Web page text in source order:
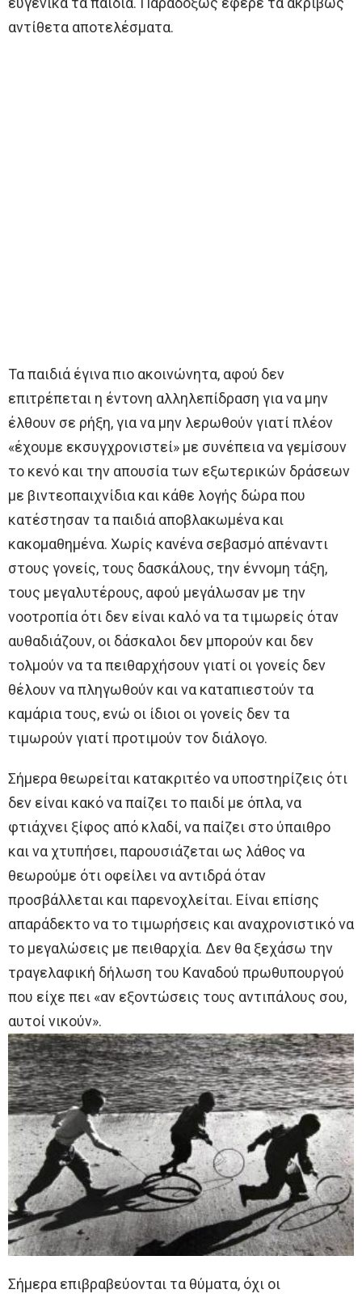
αντίθετα αποτελέσματα.
Τα παιδιά έγινα πιο ακοινώνητα, αφού δεν
επιτρέπεται η έντονη αλληλεπίδραση για να μην
έλθουν σε ρήξη, για να μην λερωθούν γιατί πλέον
«έχουμε εκσυγχρονιστεί» με συνέπεια να γεμίσουν
το κενό και την απουσία των εξωτερικών δράσεων
με βιντεοπαιχνίδια και κάθε λογής δώρα που
κατέστησαν τα παιδιά αποβλακωμένα και
κακομαθημένα. Χωρίς κανένα σεβασμό απέναντι
στους γονείς, τους δασκάλους, την έννομη τάξη,
τους μεγαλυτέρους, αφού μεγάλωσαν με την
νοοτροπία ότι δεν είναι καλό να τα τιμωρείς όταν
αυθαδιάζουν, οι δάσκαλοι δεν μπορούν και δεν
τολμούν να τα πειθαρχήσουν γιατί οι γονείς δεν
θέλουν να πληγωθούν και να καταπιεστούν τα
καμάρια τους, ενώ οι ίδιοι οι γονείς δεν τα
τιμωρούν γιατί προτιμούν τον διάλογο.
Σήμερα θεωρείται κατακριτέο να υποστηρίζεις ότι
δεν είναι κακό να παίζει το παιδί με όπλα, να
φτιάχνει ξίφος από κλαδί, να παίζει στο ύπαιθρο
και να χτυπήσει, παρουσιάζεται ως λάθος να
θεωρούμε ότι οφείλει να αντιδρά όταν
προσβάλλεται και παρενοχλείται. Είναι επίσης
απαράδεκτο να το τιμωρήσεις και αναχρονιστικό να
το μεγαλώσεις με πειθαρχία. Δεν θα ξεχάσω την
τραγελαφική δήλωση του Καναδού πρωθυπουργού
που είχε πει «αν εξοντώσεις τους αντιπάλους σου,
αυτοί νικούν».
Σήμερα επιβραβεύονται τα θύματα, όχι οι